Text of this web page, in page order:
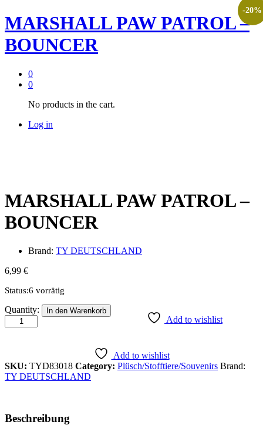
MARSHALL PAW PATROL –
BOUNCER
0
0
No products in the cart.
Log in
MARSHALL PAW PATROL –
BOUNCER
Brand: TY DEUTSCHLAND
6,99 €
Status:6 vorrätig
MARSHALL
PAW
PATROL
quantity
Quantity: In den Warenkorb
Add to wishlist
Add to wishlist
SKU: TYD83018 Category: Plüsch/Stofftiere/Souvenirs Brand:
TY DEUTSCHLAND
Beschreibung
-20%